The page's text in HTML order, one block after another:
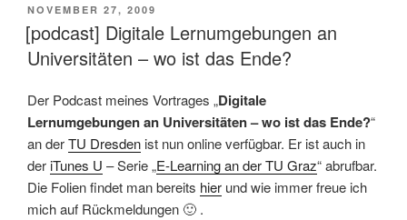
VERÖFFENTLICHT
AM
NOVEMBER 27, 2009
[podcast] Digitale Lernumgebungen an
Universitäten – wo ist das Ende?
Der Podcast meines Vortrages „Digitale
Lernumgebungen an Universitäten – wo ist das Ende?“
an derTU Dresden ist nun online verfügbar. Er ist auch in
deriTunes U – Serie „E-Learning an der TU Graz“ abrufbar.
Die Folien findet man bereits hier und wie immer freue ich
mich auf Rückmeldungen 🙂 .